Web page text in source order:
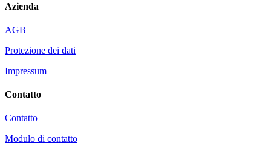
Azienda
AGB
Protezione dei dati
Impressum
Contatto
Contatto
Modulo di contatto